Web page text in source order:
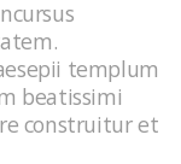
templum
beatissimi
construitur et